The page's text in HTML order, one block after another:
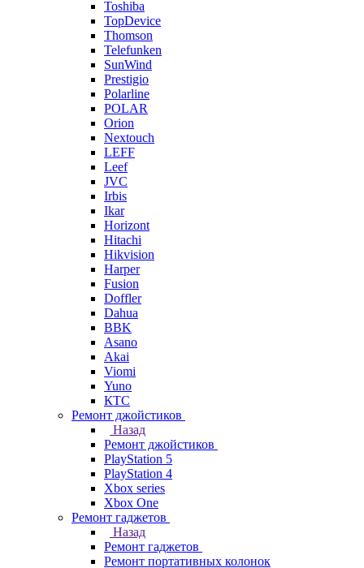
Toshiba
TopDevice
Thomson
Telefunken
SunWind
Prestigio
Polarline
POLAR
Orion
Nextouch
LEFF
Leef
JVC
Irbis
Ikar
Horizont
Hitachi
Hikvision
Harper
Fusion
Doffler
Dahua
BBK
Asano
Akai
Viomi
Yuno
КТС
Ремонт джойстиков
Назад
Ремонт джойстиков
PlayStation 5
PlayStation 4
Xbox series
Xbox One
Ремонт гаджетов
Назад
Ремонт гаджетов
Ремонт портативных колонок